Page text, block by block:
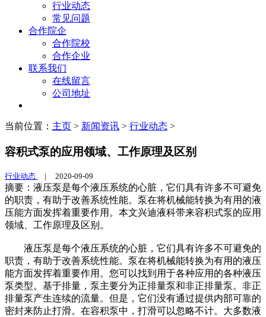
行业动态
常见问题
合作院企
合作院校
合作企业
联系我们
在线留言
公司地址
当前位置： 主页 > 新闻资讯 > 行业动态 >
容积式泵的应用领域、工作原理及区别
行业动态 | 2020-09-09
摘要：液压泵是每个液压系统的心脏，它们具有许多不可避免
的职责，有助于改善系统性能。泵在将机械能转换为有用的液
压能方面发挥着重要作用。本文兴迪液科带来容积式泵的应用
领域、工作原理及区别。
液压泵是每个液压系统的心脏，它们具有许多不可避免的
职责，有助于改善系统性能。泵在将机械能转换为有用的液压
能方面发挥着重要作用。您可以找到用于各种应用的各种液压
泵类型。基于排量，泵主要分为正排量泵和非正排量泵。非正
排量泵产生连续的流量。但是，它们没有通过提供内部可靠的
密封来防止打滑。在容积泵中，打滑可以忽略不计。大多数液